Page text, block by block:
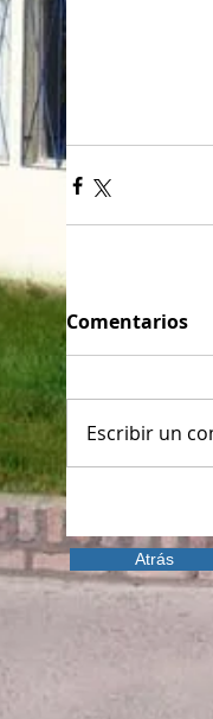
Comentarios
Escribir un
Atrás